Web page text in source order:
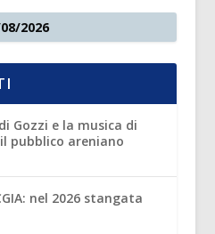
2026
Gozzi e la musica di
pubblico areniano
nel 2026 stangata